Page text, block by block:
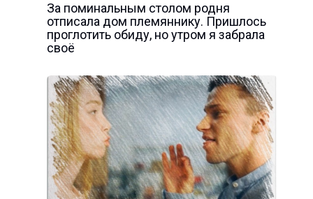
За поминальным столом родня
отписала дом племяннику. Пришлось
проглотить обиду, но утром я забрала
своё